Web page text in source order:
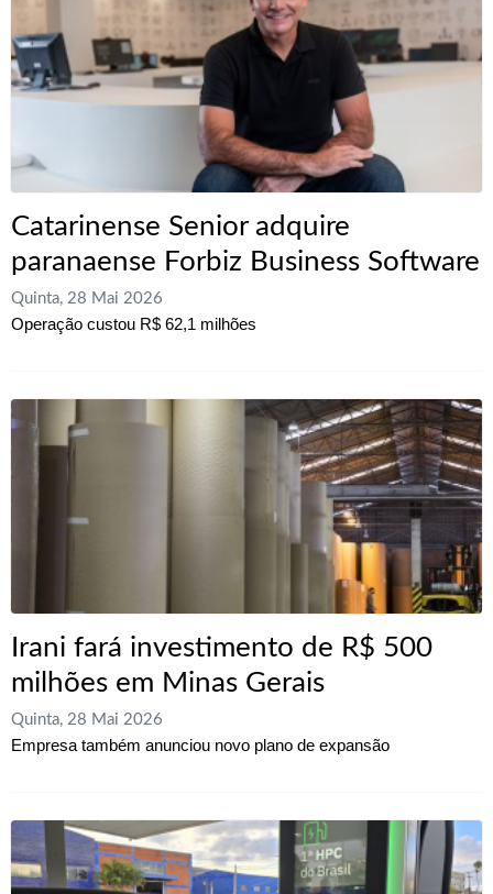
Catarinense Senior adquire
paranaense Forbiz Business Software
Quinta, 28 Mai 2026
Operação custou R$ 62,1 milhões
Irani fará investimento de R$ 500
milhões em Minas Gerais
Quinta, 28 Mai 2026
Empresa também anunciou novo plano de expansão